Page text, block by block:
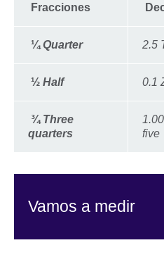
Fracciones
¼Quarter 2.5
½ Half 0.1
¾ Three
quarters
five
Vamos a medir